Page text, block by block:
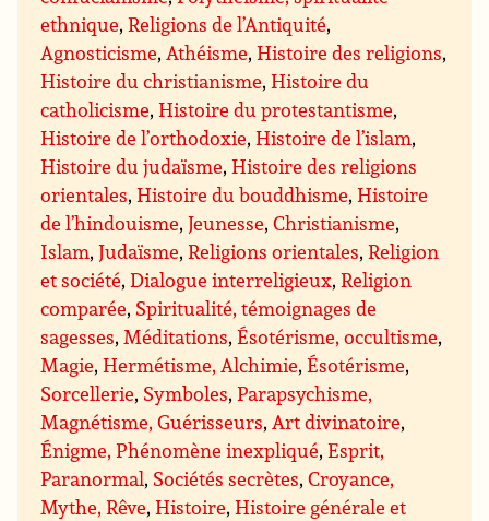
ethnique,Religions de l’Antiquité,
Agnosticisme, Athéisme,Histoire des religions,
Histoire du christianisme,Histoire du
catholicisme,Histoire du protestantisme,
Histoire de l’orthodoxie,Histoire de l’islam,
Histoire du judaïsme,Histoire des religions
orientales,Histoire du bouddhisme,Histoire
de l’hindouisme,Jeunesse,Christianisme,
Islam,Judaïsme,Religions orientales,Religion
et société,Dialogue interreligieux,Religion
comparée, Spiritualité, témoignages de
sagesses, Méditations,Ésotérisme, occultisme,
Magie,Hermétisme, Alchimie,Ésotérisme,
Sorcellerie, Symboles,Parapsychisme,
Magnétisme, Guérisseurs, Art divinatoire,
Énigme, Phénomène inexpliqué,Esprit,
Paranormal, Sociétés secrètes,Croyance,
Mythe, Rêve,Histoire,Histoire générale et